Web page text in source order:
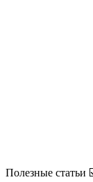
Полезные статьи